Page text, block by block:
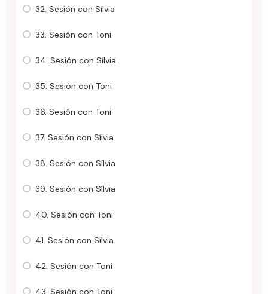
32. Sesión con Sílvia
33. Sesión con Toni
34. Sesión con Sílvia
35. Sesión con Toni
36. Sesión con Toni
37. Sesión con Sílvia
38. Sesión con Sílvia
39. Sesión con Sílvia
40. Sesión con Toni
41. Sesión con Sílvia
42. Sesión con Toni
43. Sesión con Toni